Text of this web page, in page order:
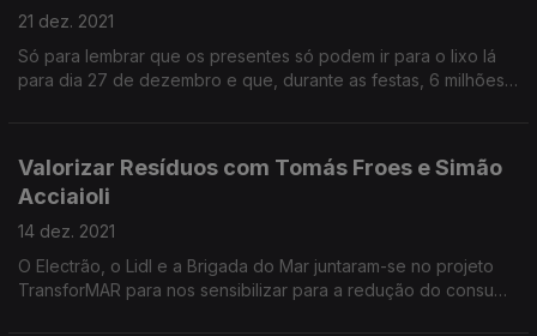
21 dez. 2021
Só para lembrar que os presentes só podem ir para o lixo lá
para dia 27 de dezembro e que, durante as festas, 6 milhões
Valorizar Resíduos com Tomás Froes e Simão
Acciaioli
14 dez. 2021
O Electrão, o Lidl e a Brigada do Mar juntaram-se no projeto
TransforMAR para nos sensibilizar para a redução do consumo